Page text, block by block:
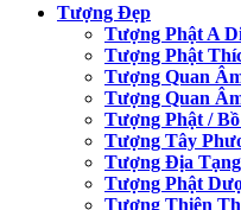
Tượng Đẹp
Tượng Phật A
Tượng Phật
Tượng Quan
Tượng Quan
Tượng Phật /
Tượng Tây
Tượng Địa
Tượng Phật
Tượng Thiên